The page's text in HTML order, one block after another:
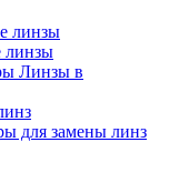
линзы
линзы
Линзы в
для замены линз